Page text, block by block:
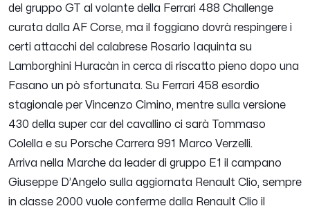
del gruppo GT al volante della Ferrari 488 Challenge
curata dalla AF Corse, ma il foggiano dovrà respingere i
certi attacchi del calabrese Rosario Iaquinta su
Lamborghini Huracàn in cerca di riscatto pieno dopo una
Fasano un pò sfortunata. Su Ferrari 458 esordio
stagionale per Vincenzo Cimino, mentre sulla versione
430 della super car del cavallino ci sarà Tommaso
Colella e su Porsche Carrera 991 Marco Verzelli.
Arriva nella Marche da leader di gruppo E1 il campano
Giuseppe D’Angelo sulla aggiornata Renault Clio, sempre
in classe 2000 vuole conferme dalla Renault Clio il